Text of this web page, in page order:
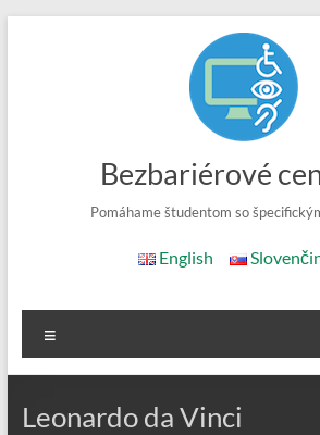
Bezbariérové
Pomáhame študentom so
English
Leonardo da Vinci